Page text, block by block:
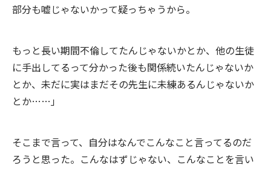
部分も嘘じゃないかって疑っちゃうから。
もっと長い期間不倫してたんじゃないかとか、他の生徒
に手出してるって分かった後も関係続いたんじゃないか
とか、未だに実はまだその先生に未練あるんじゃないか
とか……」
そこまで言って、自分はなんでこんなこと言ってるのだ
ろうと思った。こんなはずじゃない、こんなことを言い